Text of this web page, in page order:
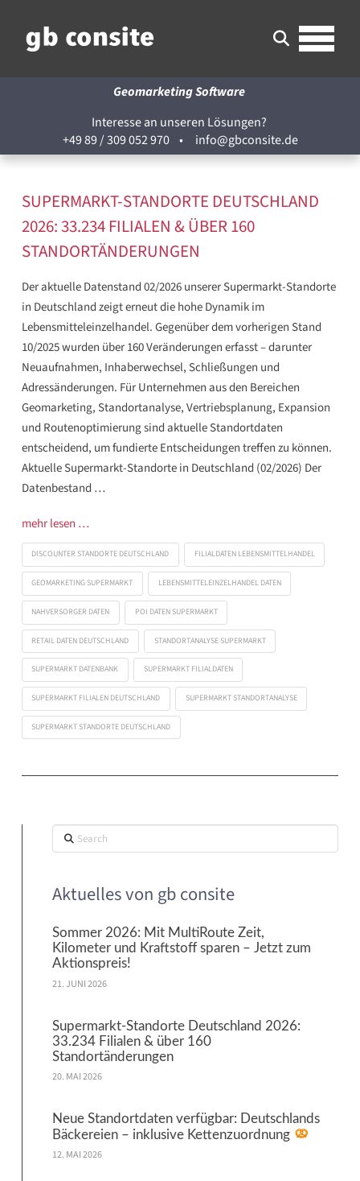
Geomarketing Software
Interesse an unseren Lösungen?
+49 89 / 309 052 970• info@gbconsite.de
SUPERMARKT-STANDORTE DEUTSCHLAND
2026: 33.234 FILIALEN & ÜBER 160
STANDORTÄNDERUNGEN
Der aktuelle Datenstand 02/2026 unserer Supermarkt-Standorte
in Deutschland zeigt erneut die hohe Dynamik im
Lebensmitteleinzelhandel. Gegenüber dem vorherigen Stand
10/2025 wurden über 160 Veränderungen erfasst – darunter
Neuaufnahmen, Inhaberwechsel, Schließungen und
Adressänderungen. Für Unternehmen aus den Bereichen
Geomarketing, Standortanalyse, Vertriebsplanung, Expansion
und Routenoptimierung sind aktuelle Standortdaten
entscheidend, um fundierte Entscheidungen treffen zu können.
Aktuelle Supermarkt-Standorte in Deutschland (02/2026) Der
Datenbestand …
mehr lesen …
DISCOUNTER STANDORTE DEUTSCHLAND FILIALDATEN LEBENSMITTELHANDEL
GEOMARKETING SUPERMARKT LEBENSMITTELEINZELHANDEL DATEN
NAHVERSORGER DATEN POI DATEN SUPERMARKT
RETAIL DATEN DEUTSCHLAND STANDORTANALYSE SUPERMARKT
SUPERMARKT DATENBANK SUPERMARKT FILIALDATEN
SUPERMARKT FILIALEN DEUTSCHLAND SUPERMARKT STANDORTANALYSE
SUPERMARKT STANDORTE DEUTSCHLAND
Search
Aktuelles von gb consite
Sommer 2026: Mit MultiRoute Zeit,
Kilometer und Kraftstoff sparen – Jetzt zum
Aktionspreis!
21. JUNI 2026
Supermarkt-Standorte Deutschland 2026:
33.234 Filialen & über 160
Standortänderungen
20. MAI 2026
Neue Standortdaten verfügbar: Deutschlands
Bäckereien – inklusive Kettenzuordnung
12. MAI 2026